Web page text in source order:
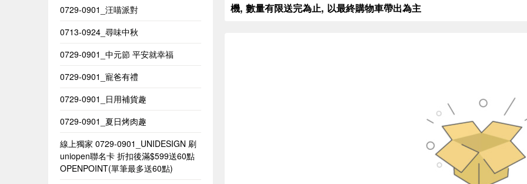
0729-0901_汪喵派對
0713-0924_尋味中秋
0729-0901_中元節 平安就幸福
0729-0901_寵爸有禮
0729-0901_日用補貨趣
0729-0901_夏日烤肉趣
線上獨家 0729-0901_UNIDESIGN​ 刷
uniopen聯名卡 折扣後滿$599送60點
OPENPOINT(單筆最多送60點)​
機, 數量有限送完為止, 以最終購物車帶出為主